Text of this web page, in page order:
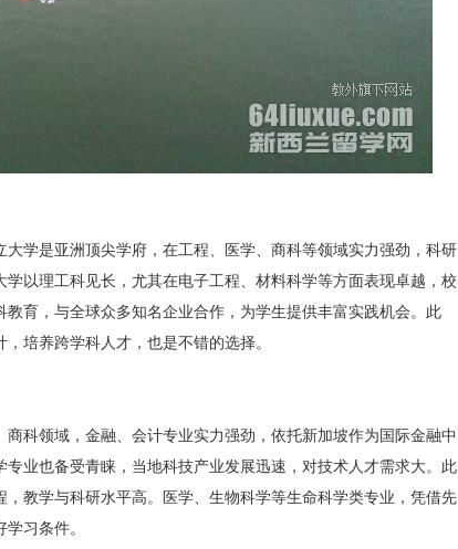
学是亚洲顶尖学府，在工程、医学、商科等领域实力强劲，科研
以理工科见长，尤其在电子工程、材料科学等方面表现卓越，校
教育，与全球众多知名企业合作，为学生提供丰富实践机会。此
培养跨学科人才，也是不错的选择。
科领域，金融、会计专业实力强劲，依托新加坡作为国际金融中
业也备受青睐，当地科技产业发展迅速，对技术人才需求大。此
教学与科研水平高。医学、生物科学等生命科学类专业，凭借先
习条件。